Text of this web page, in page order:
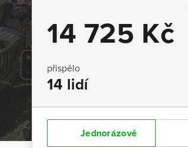
14 725 Kč
přispělo
14 lidí
Jednorázově